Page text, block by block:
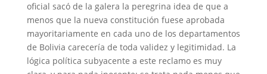
oficial sacó de la galera la peregrina idea de que a
menos que la nueva constitución fuese aprobada
mayoritariamente en cada uno de los departamentos
de Bolivia carecería de toda validez y legitimidad. La
lógica política subyacente a este reclamo es muy